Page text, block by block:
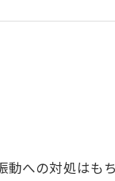
動への対処はも